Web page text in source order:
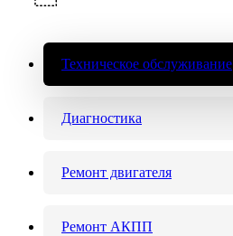
Техническое обслуживание
Диагностика
Ремонт двигателя
Ремонт АКПП